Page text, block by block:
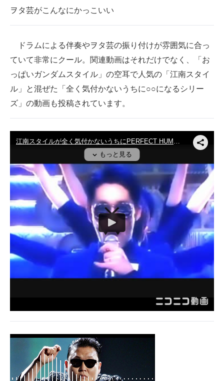
ヲタ芸がこんなにかっこいい
ドラムによる伴奏やヲタ芸の振り付けが雰囲気に合っ
ていて非常にクール。関連動画はそれだけでなく、「お
っぱいガンダムスタイル」の空耳で人気の「江南スタイ
ル」と混ぜた「全く気付かないうちに○○になるシリー
ズ」の動画も投稿されています。